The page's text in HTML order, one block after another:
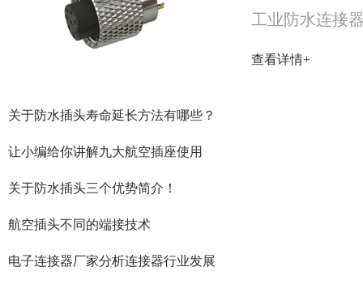
工业防水连接
查看详情+
关于防水插头寿命延长方法有哪些？
​让小编给你讲解九大航空插座使用
关于防水插头三个优势简介！
航空插头不同的端接技术
电子连接器厂家分析连接器行业发展